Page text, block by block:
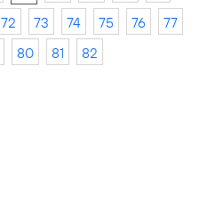
72 73 74 75 76
77
80 81 82